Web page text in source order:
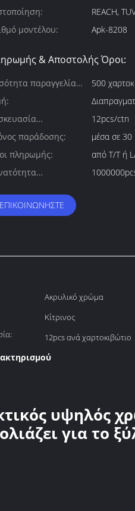
REACH,
μοντέλου:
Apk-8208
& Αποστολής Όροι:
παραγγελίας
500
12pcs/ctn
παράδοσης:
μέσα σε 30
πληρωμής:
από T/T ή
ΕΠΙΚΟΙΝΩΝΉΣΤΕ
Ακρυλικό χρώμα
Κίτρινος
12pcs ανά χαρτοκιβώτιο
υψηλός
για το